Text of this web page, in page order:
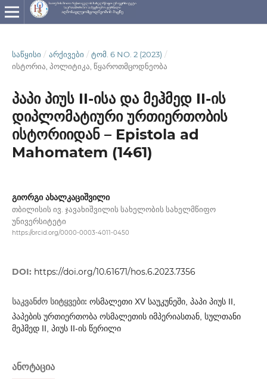
ᲡᲐᲬᲧᲘᲡᲘ / ᲐᲠᲥᲘᲕᲔᲑᲘ / ᲢᲝᲛ. 6 NO. 2 (2023) /
ისტორია, პოლიტიკა, წყაროთმცოდნეობა
პაპი პიუს II-ისა და მეჰმედ II-ის
დიპლომატიური ურთიერთობის
ისტორიიდან – Epistola ad
Mahomatem (1461)
გიორგი ახალკაციშვილი
თბილისის ივ. ჯავახიშვილის სახელობის სახელმწიფო
უნივერსიტეტი
https://orcid.org/0000-0003-4011-0450
DOI: https://doi.org/10.61671/hos.6.2023.7356
საკვანძო სიტყვები: ოსმალეთი XV საუკუნეში, პაპი პიუს II,
პაპების ურთიერთობა ოსმალეთის იმპერიასთან, სულთანი
მეჰმედ II, პიუს II-ის წერილი
ᲐᲜᲝᲢᲐᲪᲘᲐ